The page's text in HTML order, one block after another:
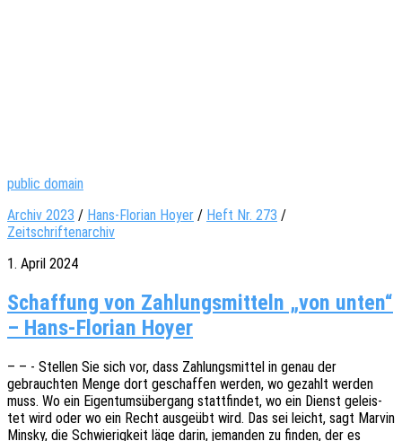
public domain
Archiv 2023 / Hans-Florian Hoyer / Heft Nr. 273 /
Zeitschriftenarchiv
1. April 2024
Schaffung von Zahlungsmitteln „von unten“
– Hans-Florian Hoyer
– – - Stel­len Sie sich vor, dass Zahlungs­mit­tel in genau der
gebrauch­ten Menge dort geschaf­fen werden, wo gezahlt werden
muss. Wo ein Eigen­tums­über­gang statt­fin­det, wo ein Dienst geleis­
tet wird oder wo ein Recht ausge­übt wird. Das sei leicht, sagt Marvin
Minsky, die Schwie­rig­keit läge darin, jeman­den zu finden, der es